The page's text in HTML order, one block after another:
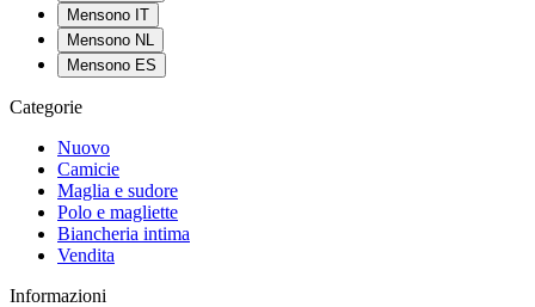
Mensono IT
Mensono NL
Mensono ES
Categorie
Nuovo
Camicie
Maglia e sudore
Polo e magliette
Biancheria intima
Vendita
Informazioni